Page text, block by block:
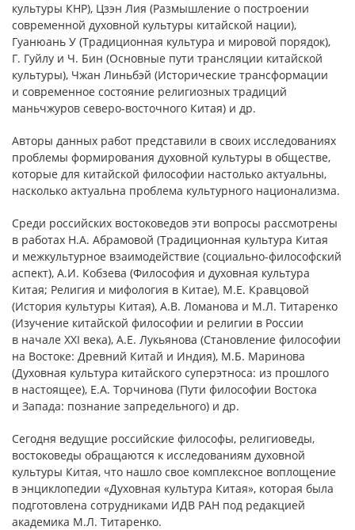
культуры КНР), Цзэн Лия (Размышление о построении
современной духовной культуры китайской нации),
Гуанюань У (Традиционная культура и мировой порядок),
Г. Гуйлу и Ч. Бин (Основные пути трансляции китайской
культуры), Чжан Линьбэй (Исторические трансформации
и современное состояние религиозных традиций
маньчжуров северо-восточного Китая) и др.
Авторы данных работ представили в своих исследованиях
проблемы формирования духовной культуры в обществе,
которые для китайской философии настолько актуальны,
насколько актуальна проблема культурного национализма.
Среди российских востоковедов эти вопросы рассмотрены
в работах Н.А. Абрамовой (Традиционная культура Китая
и межкультурное взаимодействие (социально-философский
аспект), А.И. Кобзева (Философия и духовная культура
Китая; Религия и мифология в Китае), М.Е. Кравцовой
(История культуры Китая), А.В. Ломанова и М.Л. Титаренко
(Изучение китайской философии и религии в России
в начале ХХI века), А.Е. Лукьянова (Становление философии
на Востоке: Древний Китай и Индия), М.Б. Маринова
(Духовная культура китайского суперэтноса: из прошлого
в настоящее), Е.А. Торчинова (Пути философии Востока
и Запада: познание запредельного) и др.
Сегодня ведущие российские философы, религиоведы,
востоковеды обращаются к исследованиям духовной
культуры Китая, что нашло свое комплексное воплощение
в энциклопедии «Духовная культура Китая», которая была
подготовлена сотрудниками ИДВ РАН под редакцией
академика М.Л. Титаренко.